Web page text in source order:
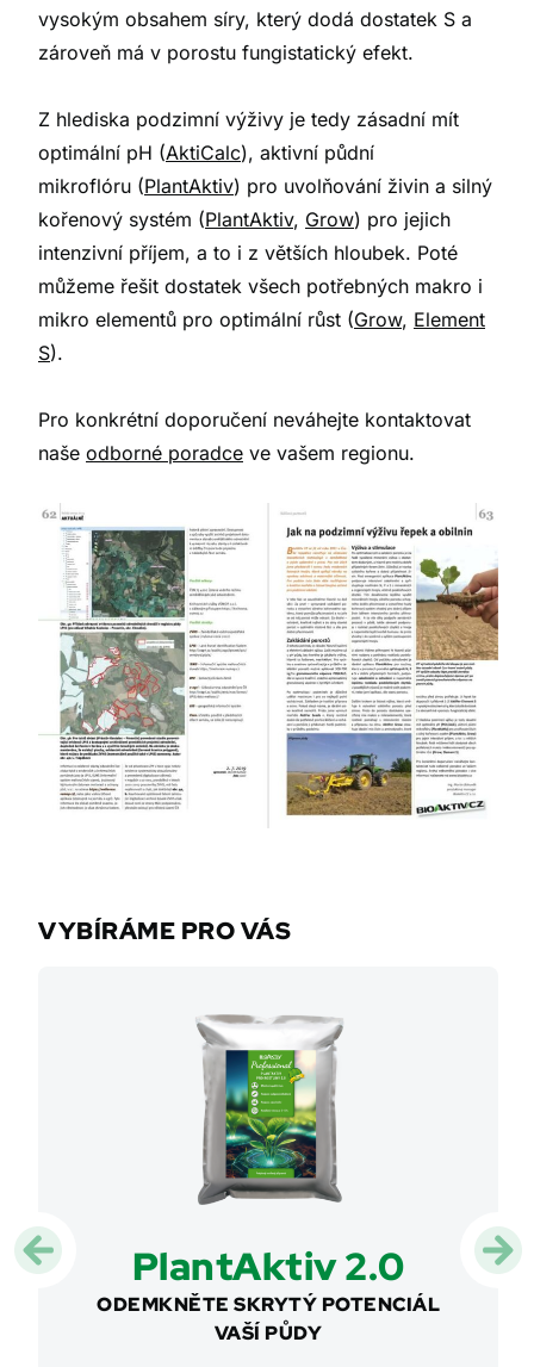
vysokým obsahem síry, který dodá dostatek S a
zároveň má v porostu fungistatický efekt.
Z hlediska podzimní výživy je tedy zásadní mít
optimální pH (AktiCalc), aktivní půdní
mikroflóru (PlantAktiv) pro uvolňování živin a silný
kořenový systém (PlantAktiv, Grow) pro jejich
intenzivní příjem, a to i z větších hloubek. Poté
můžeme řešit dostatek všech potřebných makro i
mikro elementů pro optimální růst (Grow, Element
S).
Pro konkrétní doporučení neváhejte kontaktovat
naše odborné poradce ve vašem regionu.
VYBÍRÁME PRO VÁS
PlantAktiv 2.0
ODEMKNĚTE SKRYTÝ POTENCIÁL
VAŠÍ PŮDY